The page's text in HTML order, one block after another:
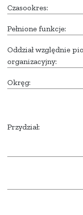
Czasookres:
Pełnione funkcje:
Oddział względnie
organizacyjny:
Okręg:
Przydział: